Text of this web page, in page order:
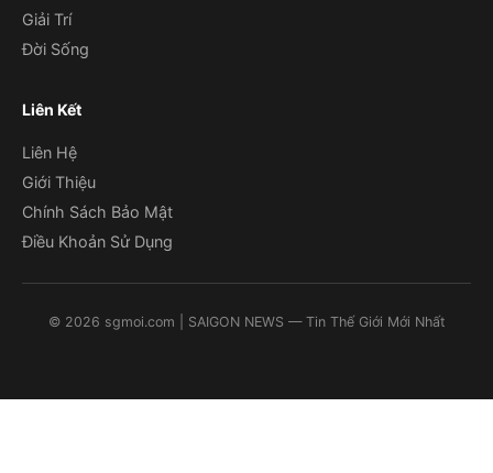
Giải Trí
Đời Sống
Liên Kết
Liên Hệ
Giới Thiệu
Chính Sách Bảo Mật
Điều Khoản Sử Dụng
© 2026 sgmoi.com | SAIGON NEWS — Tin Thế Giới Mới Nhất